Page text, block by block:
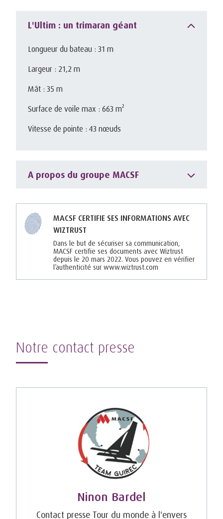
L'Ultim : un trimaran géant
Longueur du bateau : 31 m
Largeur : 21,2 m
Mât : 35 m
Surface de voile max : 663 m²
Vitesse de pointe : 43 nœuds
A propos du groupe MACSF
MACSF CERTIFIE SES INFORMATIONS AVEC
WIZTRUST
Dans le but de sécuriser sa communication,
MACSF certifie ses documents avec Wiztrust
depuis le 20 mars 2022. Vous pouvez en vérifier
l’authenticité sur www.wiztrust.com
Notre contact presse
Ninon Bardel
Contact presse Tour du monde à l'envers